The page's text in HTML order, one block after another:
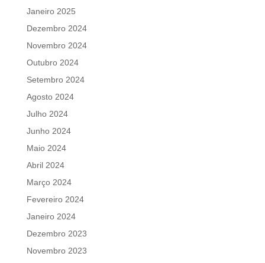
Janeiro 2025
Dezembro 2024
Novembro 2024
Outubro 2024
Setembro 2024
Agosto 2024
Julho 2024
Junho 2024
Maio 2024
Abril 2024
Março 2024
Fevereiro 2024
Janeiro 2024
Dezembro 2023
Novembro 2023